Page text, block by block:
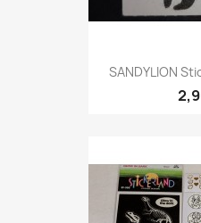
SANDYLION